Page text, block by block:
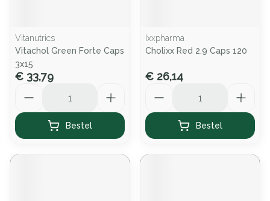
Vitanutrics
Vitachol Green Forte Caps
3x15
€ 33,79
Bestel
Ixxpharma
Cholixx Red 2.9 Caps 120
€ 26,14
Bestel